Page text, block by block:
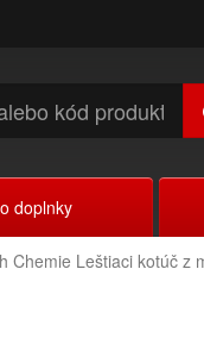
doplnky
Chemie Leštiaci kotúč z